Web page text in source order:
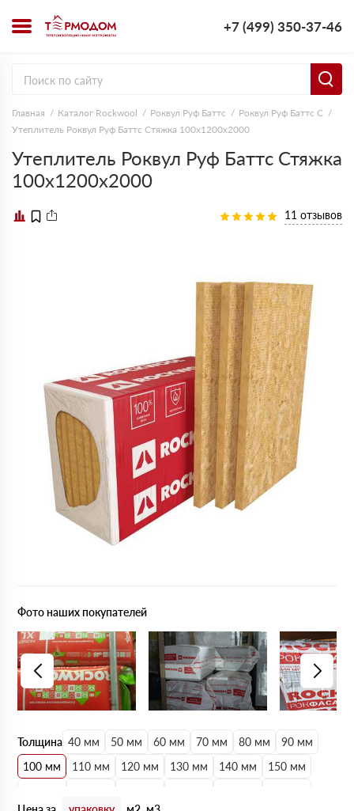
+7 (499) 350-37-46
Главная Каталог Rockwool Роквул Руф Баттс
Роквул Руф Баттс C
Утеплитель Роквул Руф Баттс Стяжка 100х1200х2000
Утеплитель Роквул Руф Баттс Стяжка
100х1200х2000
11 отзывов
Толщина 40 мм 50 мм 60 мм 70 мм 80 мм
90 мм
100 мм
110 мм 120 мм 130 мм 140 мм
150 мм
Фото наших покупателей